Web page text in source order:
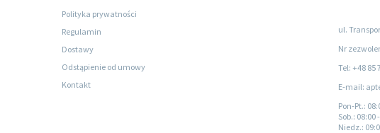
Polityka prywatności
Regulamin
Dostawy
Odstąpienie od umowy
Kontakt
ul.
Nr
Tel: +48 85
E-mail:
Pon-Pt.:
Sob.: 08:00
Niedz.: